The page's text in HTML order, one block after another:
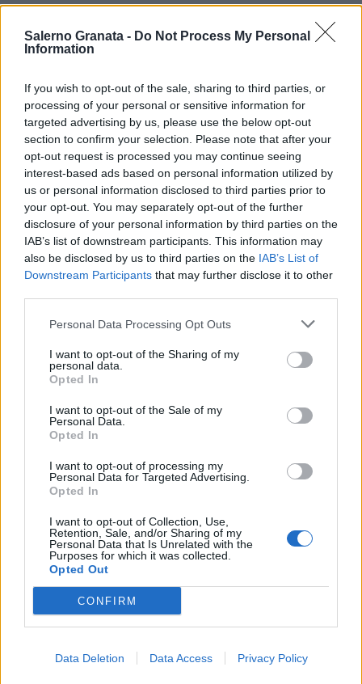
Salerno Granata - Do Not Process My Personal
Information
If you wish to opt-out of the sale, sharing to third parties, or
processing of your personal or sensitive information for
targeted advertising by us, please use the below opt-out
section to confirm your selection. Please note that after your
opt-out request is processed you may continue seeing
interest-based ads based on personal information utilized by
us or personal information disclosed to third parties prior to
your opt-out. You may separately opt-out of the further
disclosure of your personal information by third parties on the
IAB’s list of downstream participants. This information may
also be disclosed by us to third parties on the IAB’s List of
Downstream Participants that may further disclose it to other
Personal Data Processing Opt Outs
I want to opt-out of the Sharing of my
personal data.
Opted In
I want to opt-out of the Sale of my
Personal Data.
Opted In
I want to opt-out of processing my
Personal Data for Targeted Advertising.
Opted In
I want to opt-out of Collection, Use,
Retention, Sale, and/or Sharing of my
Personal Data that Is Unrelated with the
Purposes for which it was collected.
Opted Out
CONFIRM
Data Deletion Data Access Privacy Policy